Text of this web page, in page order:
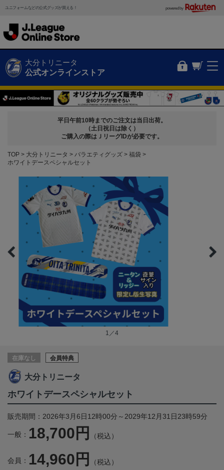
ユニフォームなどの公式グッズが買える！ powered by
大分トリニータ
公式オンラインストア
平日午前10時までのご注文は当日出荷。
（土日祝日は除く）
ご購入の際はＪリーグIDが必要です。
TOP 大分トリニータ バラエティグッズ
福袋
ホワイトデースペシャルセット
1／4
在庫なし 会員特典
大分トリニータ
ホワイトデースペシャルセット
販売期間：2026年3月6日12時00分～2029年12月31日23時59分
一般： 18,700円 （税込）
会員： 14,960円 （税込）